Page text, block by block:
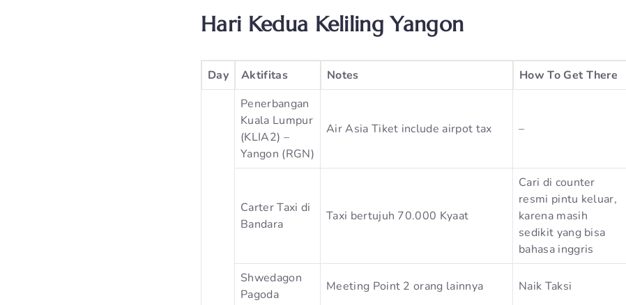
Hari Kedua Keliling Yangon
Day Aktifitas Notes How To Get There
Penerbangan
Kuala Lumpur
(KLIA2) –
Yangon (RGN)
Air Asia Tiket include airpot tax –
Carter Taxi di
Bandara
Taxi bertujuh 70.000 Kyaat
Cari di counter
resmi pintu keluar,
karena masih
sedikit yang bisa
bahasa inggris
Shwedagon
Pagoda
Meeting Point 2 orang lainnya Naik Taksi